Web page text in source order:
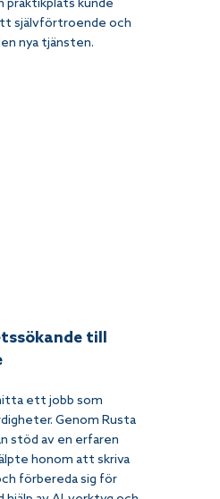
praktikplats kunde
självförtroende och
nya tjänsten.
till
ett jobb som
Genom Rusta
stöd av en erfaren
honom att skriva
förbereda sig för